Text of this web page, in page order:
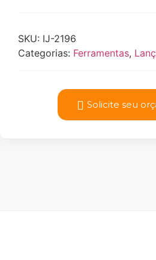
SKU: IJ-2196
Categorias: Ferramentas,
Solicite seu